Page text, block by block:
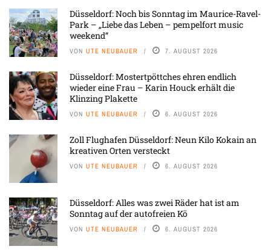
Düsseldorf: Noch bis Sonntag im Maurice-Ravel-
Park – „Liebe das Leben – pempelfort music
weekend“
VON UTE NEUBAUER 7. AUGUST 2026
Düsseldorf: Mostertpöttches ehren endlich
wieder eine Frau – Karin Houck erhält die
Klinzing Plakette
VON UTE NEUBAUER 6. AUGUST 2026
Zoll Flughafen Düsseldorf: Neun Kilo Kokain an
kreativen Orten versteckt
VON UTE NEUBAUER 6. AUGUST 2026
Düsseldorf: Alles was zwei Räder hat ist am
Sonntag auf der autofreien Kö
VON UTE NEUBAUER 6. AUGUST 2026